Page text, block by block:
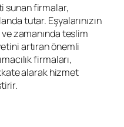
sunan firmalar,
tutar. Eşyalarınızın
zamanında teslim
artıran önemli
firmaları,
alarak hizmet